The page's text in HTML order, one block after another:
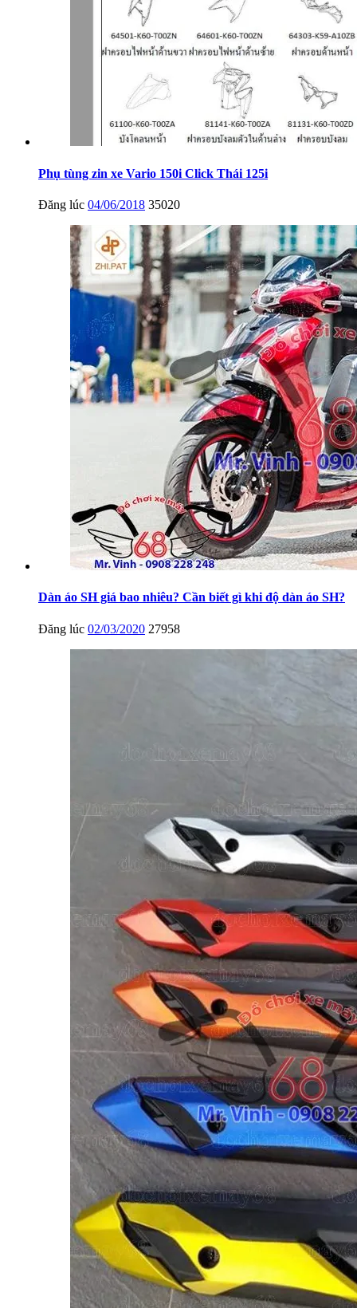
Phụ tùng zin xe Vario 150i Click Thái 125i
Đăng lúc 04/06/2018 35020
Dàn áo SH giá bao nhiêu? Cần biết gì khi độ dàn áo SH?
Đăng lúc 02/03/2020 27958